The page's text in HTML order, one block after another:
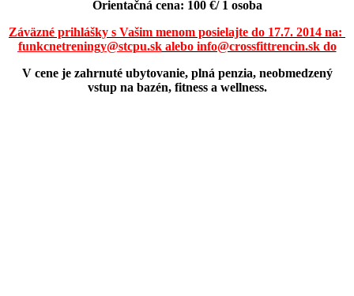
Orientačná cena: 100 €/ 1 osoba
Záväzné prihlášky s Vašim menom posielajte do 17.7. 2014 na:
funkcnetreningy@stcpu.skalebo info@crossfittrencin.sk do
V cene je zahrnuté ubytovanie, plná penzia, neobmedzený
vstup na bazén, fitness a wellness.